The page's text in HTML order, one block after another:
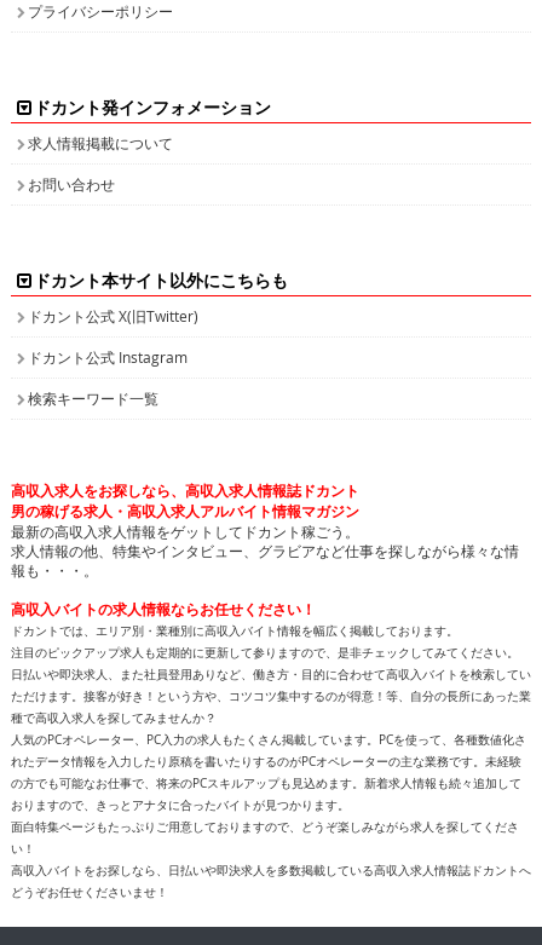
プライバシーポリシー
ドカント発インフォメーション
求人情報掲載について
お問い合わせ
ドカント本サイト以外にこちらも
ドカント公式 X(旧Twitter)
ドカント公式 Instagram
検索キーワード一覧
高収入求人をお探しなら、高収入求人情報誌ドカント
男の稼げる求人・高収入求人アルバイト情報マガジン
最新の高収入求人情報をゲットしてドカント稼ごう。
求人情報の他、特集やインタビュー、グラビアなど仕事を探しながら様々な情
報も・・・。
高収入バイトの求人情報ならお任せください！
ドカントでは、エリア別・業種別に高収入バイト情報を幅広く掲載しております。
注目のピックアップ求人も定期的に更新して参りますので、是非チェックしてみてください。
日払いや即決求人、また社員登用ありなど、働き方・目的に合わせて高収入バイトを検索してい
ただけます。接客が好き！という方や、コツコツ集中するのが得意！等、自分の長所にあった業
種で高収入求人を探してみませんか？
人気のPCオペレーター、PC入力の求人もたくさん掲載しています。PCを使って、各種数値化さ
れたデータ情報を入力したり原稿を書いたりするのがPCオペレーターの主な業務です。未経験
の方でも可能なお仕事で、将来のPCスキルアップも見込めます。新着求人情報も続々追加して
おりますので、きっとアナタに合ったバイトが見つかります。
面白特集ページもたっぷりご用意しておりますので、どうぞ楽しみながら求人を探してくださ
い！
高収入バイトをお探しなら、日払いや即決求人を多数掲載している高収入求人情報誌ドカントへ
どうぞお任せくださいませ！